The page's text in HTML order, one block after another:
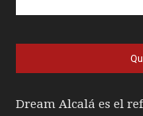
Dream Alcalá es el